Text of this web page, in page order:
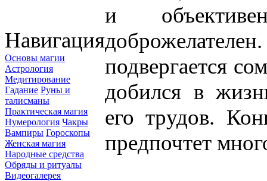
Навигация
Основы магии
Астрология
Медитирование
Гадание Руны и
талисманы
Практическая магия
Нумерология Чакры
Вампиры Гороскопы
Женская магия
Народные средства
Обряды и ритуалы
Видеогалерея
и
подвергается
добился в
его трудов.
предпочтет